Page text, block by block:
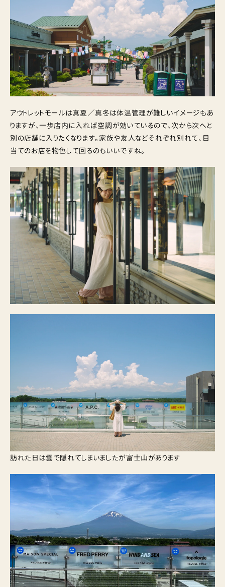
アウトレットモールは真夏／真冬は体温管理が難しいイメージもあ
りますが、一歩店内に入れば空調が効いているので、次から次へと
別の店舗に入りたくなります。家族や友人などそれぞれ別れて、目
当てのお店を物色して回るのもいいですね。
訪れた日は雲で隠れてしまいましたが富士山があります